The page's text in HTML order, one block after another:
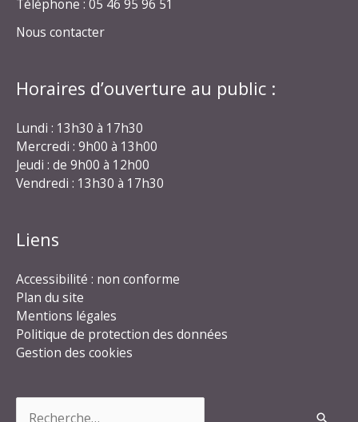
Téléphone : 05 46 95 96 51
Nous contacter
Horaires d’ouverture au public :
Lundi : 13h30 à 17h30
Mercredi : 9h00 à 13h00
Jeudi : de 9h00 à 12h00
Vendredi : 13h30 à 17h30
Liens
Accessibilité : non conforme
Plan du site
Mentions légales
Politique de protection des données
Gestion des cookies